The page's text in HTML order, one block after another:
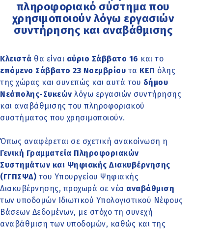
πληροφοριακό σύστημα που
χρησιμοποιούν λόγω εργασιών
συντήρησης και αναβάθμισης
Κλειστά θα είναι αύριο Σάββατο 16 και το
επόμενο Σάββατο 23 Νοεμβρίου τα ΚΕΠ όλης
της χώρας και συνεπώς και αυτά του δήμου
Νεάπολης-Συκεών λόγω εργασιών συντήρησης
και αναβάθμισης του πληροφοριακού
συστήματος που χρησιμοποιούν.
Όπως αναφέρεται σε σχετική ανακοίνωση η
Γενική Γραμματεία Πληροφοριακών
Συστημάτων και Ψηφιακής Διακυβέρνησης
(ΓΓΠΣΨΔ) του Υπουργείου Ψηφιακής
Διακυβέρνησης, προχωρά σε νέα αναβάθμιση
των υποδομών Ιδιωτικού Υπολογιστικού Νέφους
Βάσεων Δεδομένων, με στόχο τη συνεχή
αναβάθμιση των υποδομών, καθώς και της